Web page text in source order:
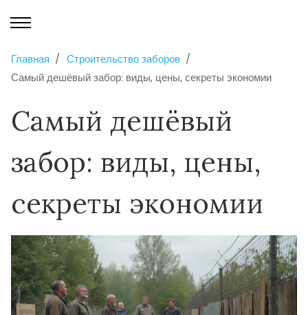
Главная
Строительство заборов
Самый дешёвый забор: виды, цены, секреты экономии
Самый дешёвый
забор: виды, цены,
секреты экономии